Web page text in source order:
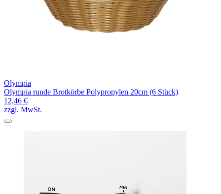
Olympia
Olympia runde Brotkörbe Polypropylen 20cm (6 Stück)
12,46 €
zzgl. MwSt.